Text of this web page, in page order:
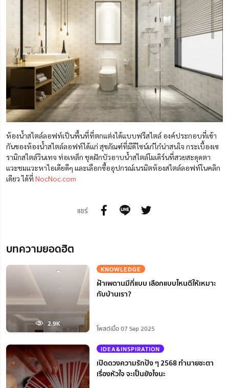
ห้องน้ำสไตล์ลอฟท์เป็นพื้นที่ที่ตกแต่งได้แบบฟรีสไตล์ องค์ประกอบที่เข้า
กันของห้องน้ำสไตล์ลอฟท์ได้แก่ สุขภัณฑ์ที่มีดีไซน์เก๋ไก๋น่าสนใจ กระเบื้องเซ
รามิกสไตล์วินเทจ ท่อเหล็ก ชุดฝักบัวอาบน้ำสไตล์โมเดิร์นที่สวยสะดุดตา
แวะชมแวะหาไอเดียดีๆ และเลือกซื้ออุปกรณ์เนรมิตห้องสไตล์ลอฟท์ในคลิก
เดียว ได้ที่ NocNoc.com
แชร์
บทความยอดฮิต
2.9K
KNOWLEDGE
ฝ้าเพดานมีกี่แบบ เลือกแบบไหนดีให้เหมาะ
กับบ้านเรา?
โพสต์เมื่อ 07 Sep 2025
IDEA&INSPIRATION
เปิดดวงความรักปัง ๆ 2568 ทำนายชะตา
เรื่องหัวใจ จะเป็นยังไงนะ